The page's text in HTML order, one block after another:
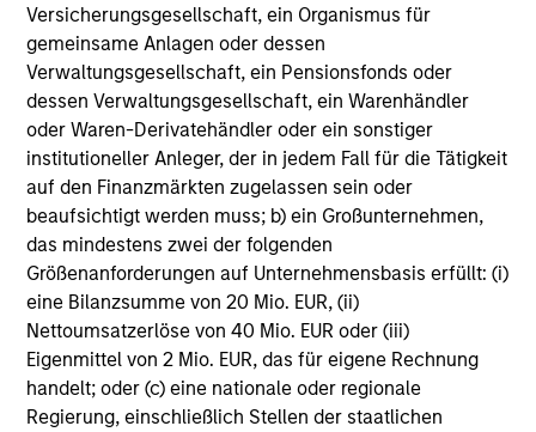
Versicherungsgesellschaft, ein Organismus für
gemeinsame Anlagen oder dessen
Verwaltungsgesellschaft, ein Pensionsfonds oder
dessen Verwaltungsgesellschaft, ein Warenhändler
oder Waren-Derivatehändler oder ein sonstiger
institutioneller Anleger, der in jedem Fall für die Tätigkeit
auf den Finanzmärkten zugelassen sein oder
beaufsichtigt werden muss; b) ein Großunternehmen,
das mindestens zwei der folgenden
Größenanforderungen auf Unternehmensbasis erfüllt: (i)
eine Bilanzsumme von 20 Mio. EUR, (ii)
Nettoumsatzerlöse von 40 Mio. EUR oder (iii)
Eigenmittel von 2 Mio. EUR, das für eigene Rechnung
handelt; oder (c) eine nationale oder regionale
Regierung, einschließlich Stellen der staatlichen
David M. Thompson
Managing Director
Patrick Whitehead
Managing Director
Rohanjit Chaudhry
Executive Director
Simon Doherty